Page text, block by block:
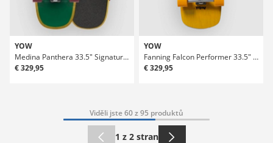
YOW
Medina Panthera 33.5" Signature Series Surfskate
€ 329,95
YOW
Fanning Falcon Performer 33.5" Surfskate
€ 329,95
Viděli jste 60 z 95 produktů
1 z 2 stran